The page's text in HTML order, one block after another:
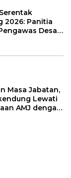
2026: Panitia
Desa
Masa Jabatan,
Lewati
AMJ dengan